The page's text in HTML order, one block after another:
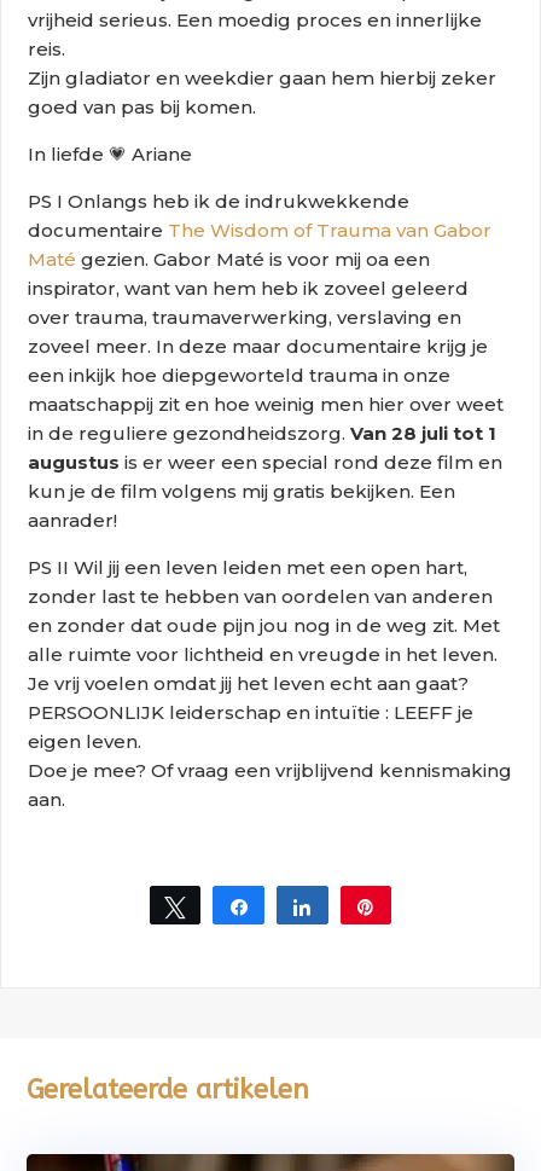
vrijheid serieus. Een moedig proces en innerlijke
reis.
Zijn gladiator en weekdier gaan hem hierbij zeker
goed van pas bij komen.
In liefde 💗 Ariane
PS I Onlangs heb ik de indrukwekkende
documentaire The Wisdom of Trauma van Gabor
Matégezien. Gabor Maté is voor mij oa een
inspirator, want van hem heb ik zoveel geleerd
over trauma, traumaverwerking, verslaving en
zoveel meer. In deze maar documentaire krijg je
een inkijk hoe diepgeworteld trauma in onze
maatschappij zit en hoe weinig men hier over weet
in de reguliere gezondheidszorg.Van 28 juli tot 1
augustus is er weer een special rond deze film en
kun je de film volgens mij gratis bekijken. Een
aanrader!
PS II Wil jij een leven leiden met een open hart,
zonder last te hebben van oordelen van anderen
en zonder dat oude pijn jou nog in de weg zit. Met
alle ruimte voor lichtheid en vreugde in het leven.
Je vrij voelen omdat jij het leven echt aan gaat?
PERSOONLIJK leiderschap en intuïtie : LEEFF je
eigen leven.
Doe je mee? Of vraag een vrijblijvend kennismaking
aan.
Tweet Share Share
Gerelateerde artikelen